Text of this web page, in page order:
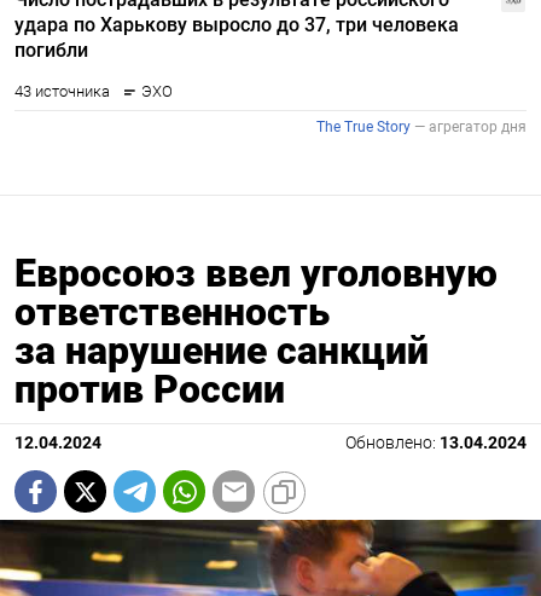
Евросоюз ввел уголовную
ответственность
за нарушение санкций
против России
12.04.2024 Обновлено: 13.04.2024